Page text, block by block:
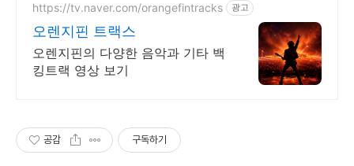
https://tv.naver.com/orangefintracks 광고
오렌지핀 트랙스
오렌지핀의 다양한 음악과 기타 백
킹트랙 영상 보기
공감 구독하기